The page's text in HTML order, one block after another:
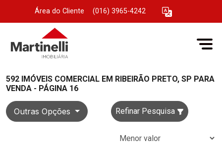
Área do Cliente (016) 3965-4242
592 IMÓVEIS COMERCIAL EM RIBEIRÃO PRETO, SP PARA
VENDA - PÁGINA 16
Outras Opções Refinar Pesquisa